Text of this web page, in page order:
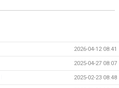
2026-04-12 08:41
2025-04-27 08:07
2025-02-23 08:48